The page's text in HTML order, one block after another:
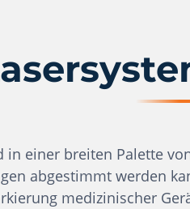
in einer breiten Palette
abgestimmt werden
medizinischer